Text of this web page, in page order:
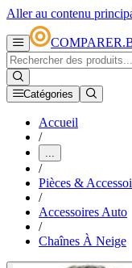
Aller au contenu
Catégories
Accueil
/
...
/
Pièces &
/
Accessoires Auto
/
Chaînes À Neige